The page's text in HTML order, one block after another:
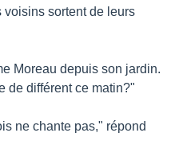
voisins sortent de leurs
Moreau depuis son jardin.
de différent ce matin?"
ne chante pas," répond